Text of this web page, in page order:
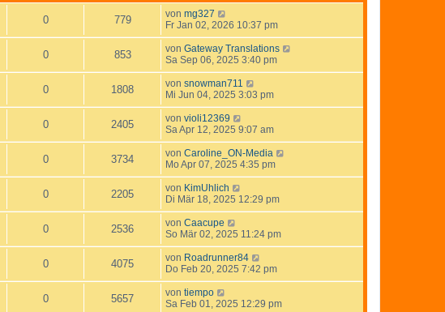
0 779 von mg327
Fr Jan 02, 2026 10:37 pm
0 853 von Gateway Translations
Sa Sep 06, 2025 3:40 pm
0 1808 von snowman711
Mi Jun 04, 2025 3:03 pm
0 2405 von violi12369
Sa Apr 12, 2025 9:07 am
0 3734 von Caroline_ON-Media
Mo Apr 07, 2025 4:35 pm
0 2205 von KimUhlich
Di Mär 18, 2025 12:29 pm
0 2536 von Caacupe
So Mär 02, 2025 11:24 pm
0 4075 von Roadrunner84
Do Feb 20, 2025 7:42 pm
0 5657 von tiempo
Sa Feb 01, 2025 12:29 pm